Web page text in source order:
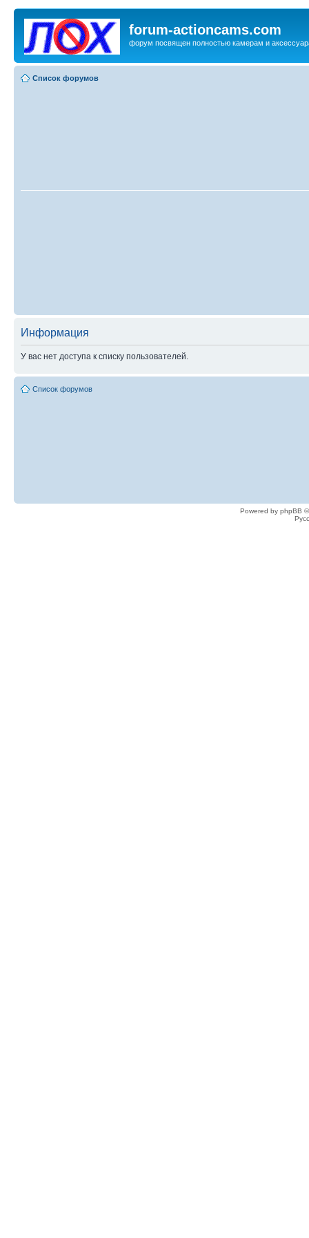
forum-actioncams.com
форум посвящен полностью камерам и
Список форумов
Информация
У вас нет доступа к списку пользователей.
Список форумов
Powered by phpBB